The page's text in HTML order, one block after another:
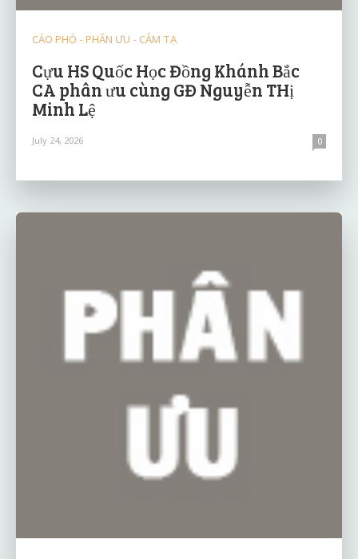
CÁO PHÓ - PHÂN ƯU - CẢM TẠ
Cựu HS Quốc Học Đồng Khánh Bắc
CA phân ưu cùng GĐ Nguyễn THị
Minh Lệ
July 24, 2026 0